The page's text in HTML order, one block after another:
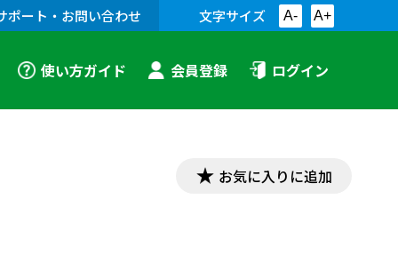
ポート・お問い合わせ 文字サイズ A- A+
使い方ガイド 会員登録 ログイン
お気に入りに追加